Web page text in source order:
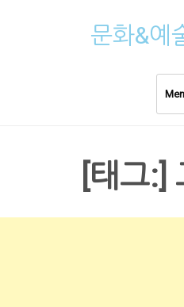
문화&예
[태그:]